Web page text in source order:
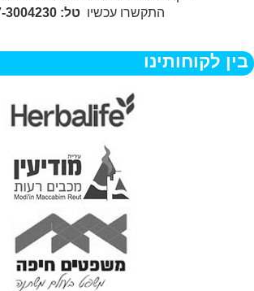
התקשרו עכשיו טל: 077-3004230
בין לקוחותינו